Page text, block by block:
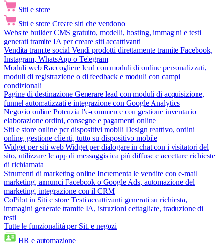
Siti e store
Siti e store Creare siti che vendono
Website builder CMS gratuito, modelli, hosting, immagini e testi
generati tramite IA per creare siti accattivanti
Vendita tramite social Vendi prodotti direttamente tramite Facebook,
Instagram, WhatsApp o Telegram
Moduli web Raccogliere lead con moduli di ordine personalizzati,
moduli di registrazione o di feedback e moduli con campi
condizionali
Pagine di destinazione Generare lead con moduli di acquisizione,
funnel automatizzati e integrazione con Google Analytics
Negozio online Potenzia l'e-commerce con gestione inventario,
elaborazione ordini, consegne e pagamenti online
Siti e store online per dispositivi mobili Design reattivo, ordini
online, gestione clienti, tutto su dispositivo mobile
Widget per siti web Widget per dialogare in chat con i visitatori del
sito, utilizzare le app di messaggistica più diffuse e accettare richieste
di richiamata
Strumenti di marketing online Incrementa le vendite con e-mail
marketing, annunci Facebook o Google Ads, automazione del
marketing, integrazione con il CRM
CoPilot in Siti e store Testi accattivanti generati su richiesta,
immagini generate tramite IA, istruzioni dettagliate, traduzione di
testi
Tutte le funzionalità per Siti e negozi
HR e automazione